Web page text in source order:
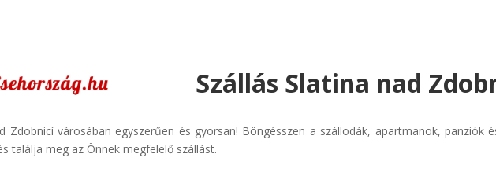
Szállás Slatina nad
Zdobnicí városában egyszerűen és gyorsan! Böngésszen a szállodák, apartmanok, panziók
találja meg az Önnek megfelelő szállást.